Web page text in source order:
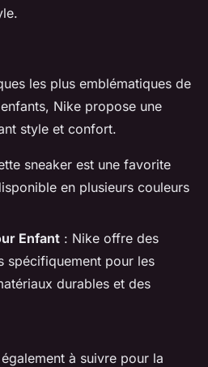
les plus emblématiques de
Nike propose une
style et confort.
sneaker est une favorite
en plusieurs couleurs
Enfant : Nike offre des
spécifiquement pour les
durables et des
à suivre pour la